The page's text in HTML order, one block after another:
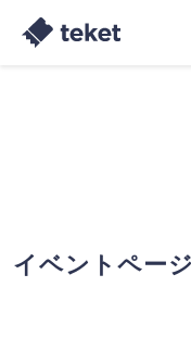
イベントペー